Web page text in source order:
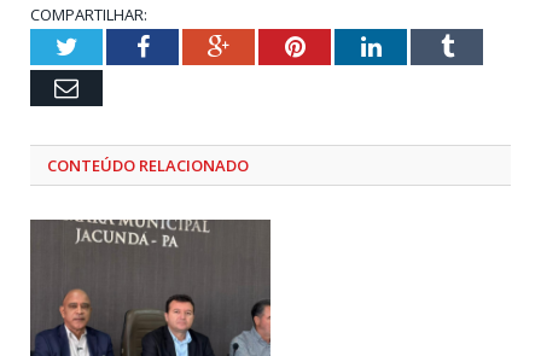
COMPARTILHAR:
TwitterFacebookGoogle+PinterestLinkedInTumblr
Email
CONTEÚDO RELACIONADO